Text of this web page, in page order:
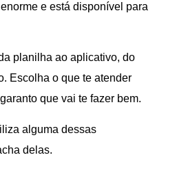
e está disponível para
planilha ao aplicativo, do
Escolha o que te atender
que vai te fazer bem.
alguma dessas
delas.